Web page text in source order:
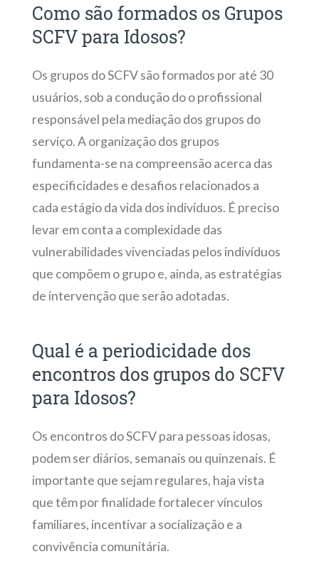
Como são formados os Grupos
SCFV para Idosos?
Os grupos do SCFV são formados por até 30
usuários, sob a condução do o profissional
responsável pela mediação dos grupos do
serviço. A organização dos grupos
fundamenta-se na compreensão acerca das
especificidades e desafios relacionados a
cada estágio da vida dos indivíduos. É preciso
levar em conta a complexidade das
vulnerabilidades vivenciadas pelos indivíduos
que compõem o grupo e, ainda, as estratégias
de intervenção que serão adotadas.
Qual é a periodicidade dos
encontros dos grupos do SCFV
para Idosos?
Os encontros do SCFV para pessoas idosas,
podem ser diários, semanais ou quinzenais. É
importante que sejam regulares, haja vista
que têm por finalidade fortalecer vínculos
familiares, incentivar a socialização e a
convivência comunitária.